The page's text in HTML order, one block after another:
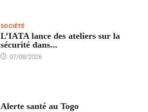
SOCIÉTÉ
L’IATA lance des ateliers sur la
sécurité dans...
07/08/2026
Alerte santé au Togo